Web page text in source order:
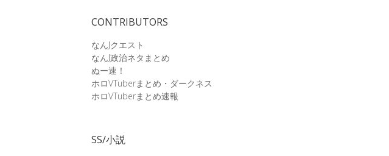
CONTRIBUTORS
なんJクエスト
なんJ政治ネタまとめ
ぬー速！
ホロVTuberまとめ・ダークネス
ホロVTuberまとめ速報
SS/小説